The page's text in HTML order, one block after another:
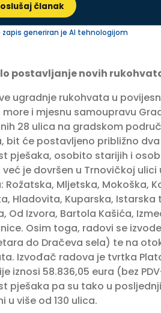
članak
zapis generiran je AI tehnologijom
postavljanje novih
ugradnje rukohvata u
i mjesnu samoupravu
28 ulica na gradskom
bit će postavljeno približno
pješaka, osobito starijih i
je dovršen u Trnovičkoj
Rožatska, Mljetska, Mokoška,
Hladovita, Kuparska,
Od Izvora, Bartola Kašića,
Osim toga, radovi se
do Dračeva sela) te na
Izvođač radova je tvrtka
iznosi 58.836,05 eura (bez
pješaka pa su tako u
u više od 130 ulica.